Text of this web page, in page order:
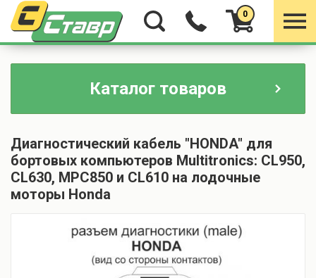
0
Каталог товаров
Диагностический кабель "HONDA" для
бортовых компьютеров Multitronics: CL950,
CL630, МРС850 и CL610 на лодочные
моторы Honda